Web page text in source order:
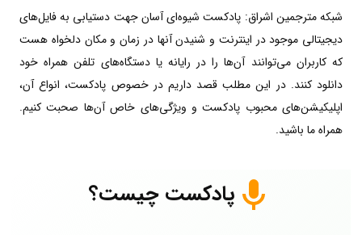
شبکه مترجمین اشراق: پادکست شیوه‌ای آسان جهت دستیابی به فایل‌های
دیجیتالی موجود در اینترنت و شنیدن آنها در زمان و مکان دلخواه هست
که کاربران می‌توانند آن‌ها را در رایانه یا دستگاه‌های تلفن همراه خود
دانلود کنند. در این مطلب قصد داریم در خصوص پادکست، انواع آن،
اپلیکیشن‌های محبوب پادکست و ویژگی‌های خاص آن‌ها صحبت کنیم.
همراه ما باشید.
پادکست چیست؟